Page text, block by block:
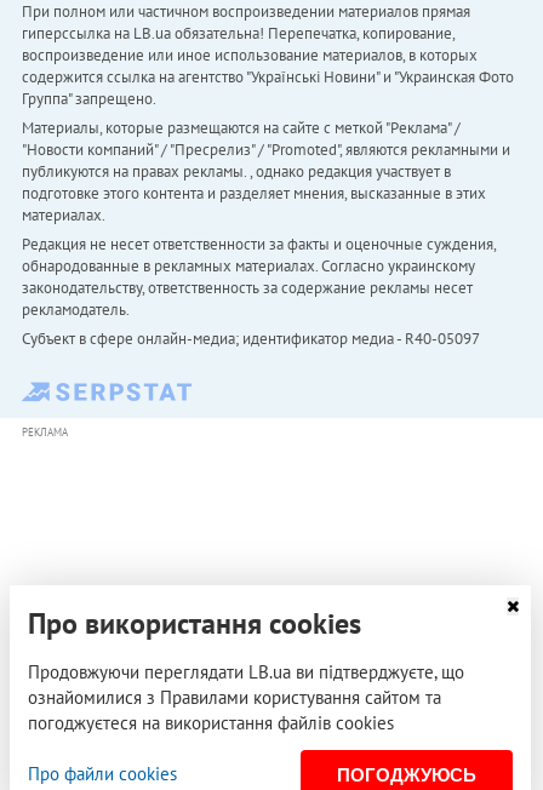
При полном или частичном воспроизведении материалов прямая
гиперссылка на LB.ua обязательна! Перепечатка, копирование,
воспроизведение или иное использование материалов, в которых
содержится ссылка на агентство "Українськi Новини" и "Украинская Фото
Группа" запрещено.
Материалы, которые размещаются на сайте с меткой "Реклама" /
"Новости компаний" / "Пресрелиз" / "Promoted", являются рекламными и
публикуются на правах рекламы. , однако редакция участвует в
подготовке этого контента и разделяет мнения, высказанные в этих
материалах.
Редакция не несет ответственности за факты и оценочные суждения,
обнародованные в рекламных материалах. Согласно украинскому
законодательству, ответственность за содержание рекламы несет
рекламодатель.
Субъект в сфере онлайн-медиа; идентификатор медиа - R40-05097
РЕКЛАМА
Про використання cookies
Продовжуючи переглядати LB.ua ви підтверджуєте, що
ознайомилися з Правилами користування сайтом та
погоджуєтеся на використання файлів cookies
Про файли cookies ПОГОДЖУЮСЬ